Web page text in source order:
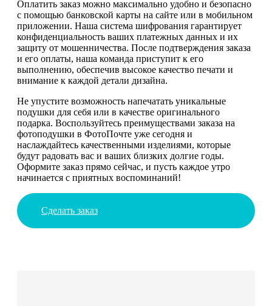
Оплатить заказ можно максимально удобно и безопасно
с помощью банковской карты на сайте или в мобильном
приложении. Наша система шифрования гарантирует
конфиденциальность ваших платежных данных и их
защиту от мошенничества. После подтверждения заказа
и его оплаты, наша команда приступит к его
выполнению, обеспечив высокое качество печати и
внимание к каждой детали дизайна.
Не упустите возможность напечатать уникальные
подушки для себя или в качестве оригинального
подарка. Воспользуйтесь преимуществами заказа на
фотоподушки в ФотоПочте уже сегодня и
наслаждайтесь качественными изделиями, которые
будут радовать вас и ваших близких долгие годы.
Оформите заказ прямо сейчас, и пусть каждое утро
начинается с приятных воспоминаний!
Сделать заказ